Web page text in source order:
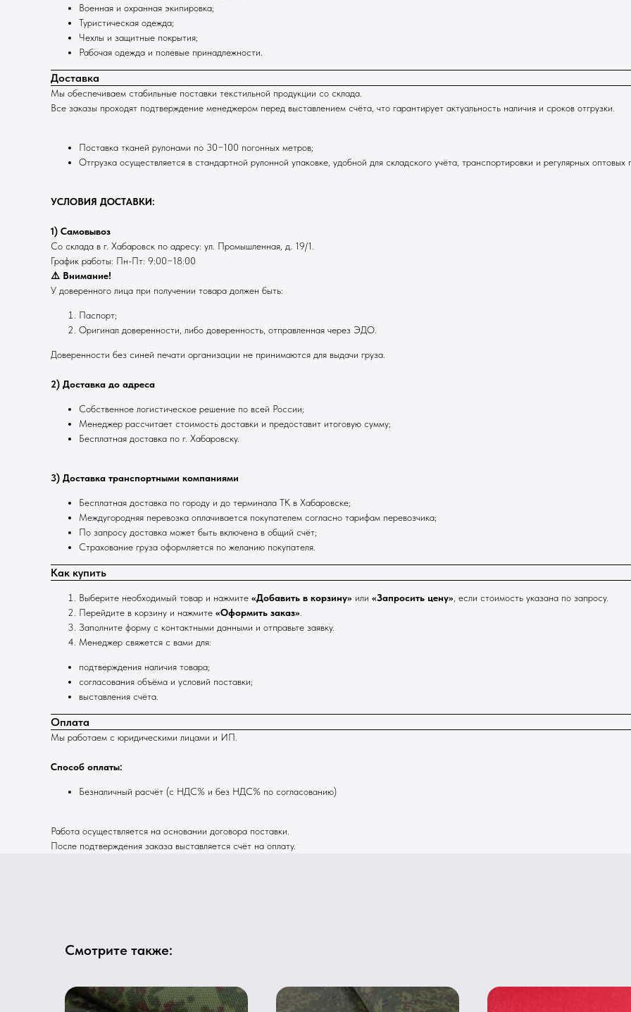
Военная и охранная экипировка;
Туристическая одежда;
Чехлы и защитные покрытия;
Рабочая одежда и полевые принадлежности.
Доставка
Мы обеспечиваем стабильные поставки текстильной продукции со склада.
Все заказы проходят подтверждение менеджером перед выставлением счёта, что гарантирует актуальность наличия и сроков отгрузки.
Поставка тканей рулонами по 30−100 погонных метров;
Отгрузка осуществляется в стандартной рулонной упаковке, удобной для складского учёта, транспортировки и регулярных оптовых
УСЛОВИЯ ДОСТАВКИ:
1) Самовывоз
Со склада в г. Хабаровск по адресу: ул. Промышленная, д. 19/1.
График работы: Пн-Пт: 9:00−18:00
⚠️ Внимание!
У доверенного лица при получении товара должен быть:
Паспорт;
Оригинал доверенности, либо доверенность, отправленная через ЭДО.
Доверенности без синей печати организации не принимаются для выдачи груза.
2) Доставка до адреса
Собственное логистическое решение по всей России;
Менеджер рассчитает стоимость доставки и предоставит итоговую сумму;
Бесплатная доставка по г. Хабаровску.
3) Доставка транспортными компаниями
Бесплатная доставка по городу и до терминала ТК в Хабаровске;
Междугородняя перевозка оплачивается покупателем согласно тарифам перевозчика;
По запросу доставка может быть включена в общий счёт;
Страхование груза оформляется по желанию покупателя.
Как купить
Выберите необходимый товар и нажмите «Добавить в корзину» или «Запросить цену», если стоимость указана по запросу.
Перейдите в корзину и нажмите «Оформить заказ».
Заполните форму с контактными данными и отправьте заявку.
Менеджер свяжется с вами для:
подтверждения наличия товара;
согласования объёма и условий поставки;
выставления счёта.
Оплата
Мы работаем с юридическими лицами и ИП.
Способ оплаты:
Безналичный расчёт (с НДС% и без НДС% по согласованию)
Работа осуществляется на основании договора поставки.
После подтверждения заказа выставляется счёт на оплату.
Смотрите также: